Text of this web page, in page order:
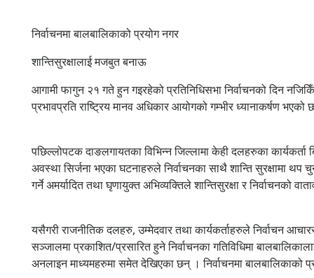
निर्वाचनमा बालबालिकाको प्रयोग नगर
शान्तिसुरक्षालाई मजबुत बनाऊ
आगामी फागुन २१ गते हुन गइरहेको प्रतिनिधिसभा निर्वाचनको दिन
प्रभावप्रति राष्ट्रिय मानव अधिकार आयोगको गम्भीर ध्यानाकर्षण
पछिल्लोपटक दाङलगायतका विभिन्न जिल्लामा केही दलहरुका कार्यकर्ता
अवस्था सिर्जना भएका घटनाहरुले निर्वाचनका साथै शान्ति सुरक्षामा
गर्ने अमर्यादित तथा घृणायुक्त अभिव्यक्तिले शान्तिसुरक्षा र निर्वाचनको
यसैगरी राजनीतिक दलहरु, उम्मेदवार तथा कार्यकर्ताहरुले निर्वाचन
सञ्जालमा प्रकाशित/प्रसारित हुने निर्वाचनका गतिविधिमा
अनलाइन माध्यमहरुमा समेत देखिएका छन् । निर्वाचनमा बालबालिकाको